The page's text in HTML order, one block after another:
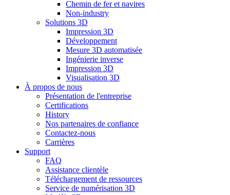
Chemin de fer et navires
Non-industry
Solutions 3D
Impression 3D
Développement
Mesure 3D automatisée
Ingénierie inverse
Impression 3D
Visualisation 3D
À propos de nous
Présentation de l'entreprise
Certifications
History
Nos partenaires de confiance
Contactez-nous
Carrières
Support
FAQ
Assistance clientèle
Téléchargement de ressources
Service de numérisation 3D